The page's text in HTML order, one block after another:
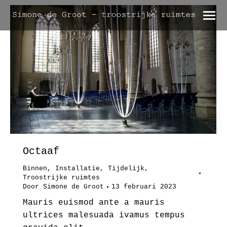
Octaaf
Binnen , Installatie , Tijdelijk ,
Troostrijke ruimtes
Door Simone de Groot 13 februari 2023
Mauris euismod ante a mauris
ultrices malesuada ivamus tempus